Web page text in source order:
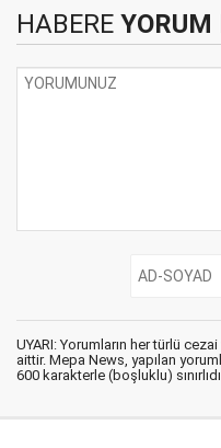
HABERE YORUM
UYARI: Yorumların her türlü
aittir. Mepa News, yapılan
600 karakterle (boşluklu)